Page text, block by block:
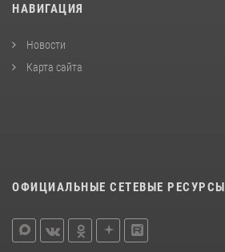
НАВИГАЦИЯ
Новости
Карта сайта
ОФИЦИАЛЬНЫЕ СЕТЕВЫЕ РЕСУРСЫ